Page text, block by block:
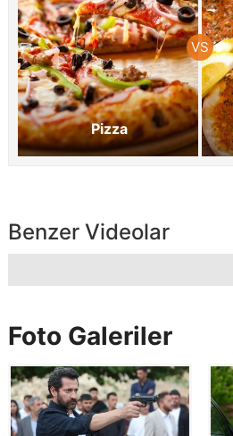
Pizza
Benzer Videolar
Foto Galeriler